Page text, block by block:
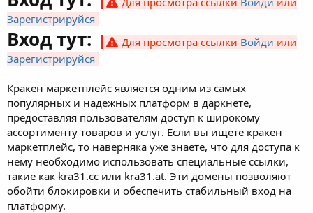
Зарегистрируйся
Вход тут: Для просмотра ссылки Войди или
Зарегистрируйся
Кракен маркетплейс является одним из самых
популярных и надежных платформ в даркнете,
предоставляя пользователям доступ к широкому
ассортименту товаров и услуг. Если вы ищете кракен
маркетплейс, то наверняка уже знаете, что для доступа к
нему необходимо использовать специальные ссылки,
такие как kra31.cc или kra31.at. Эти домены позволяют
обойти блокировки и обеспечить стабильный вход на
платформу.